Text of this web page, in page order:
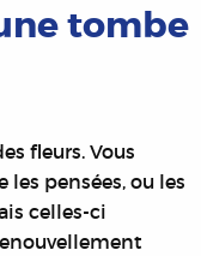
tombe
fleurs. Vous
pensées, ou les
celles-ci